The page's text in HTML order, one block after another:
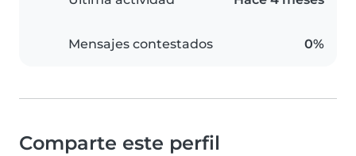
Mensajes contestados 0%
Comparte este perfil